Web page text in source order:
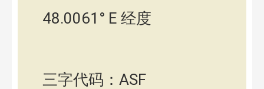
48.0061° E 经度
三字代码：ASF